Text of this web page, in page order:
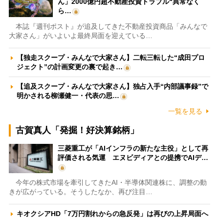
ん」2000億円超不動産投資トラブル“異常なく
ら…
本誌『週刊ポスト』が追及してきた不動産投資商品「みんなで
大家さん」がいよいよ最終局面を迎えている…
【独走スクープ・みんなで大家さん】二転三転した“成田プロ
ジェクト”の計画変更の裏で起き…
【追及スクープ・みんなで大家さん】独占入手“内部議事録”で
明かされる柳瀬健一・代表の思…
一覧を見る
古賀真人「発掘！好決算銘柄」
三菱重工が「AIインフラの新たな主役」として再
評価される気運 エヌビディアとの提携でAIデ…
今年の株式市場を牽引してきたAI・半導体関連株に、調整の動
きが広がっている。そうしたなか、再び注目…
キオクシアHD「7万円割れからの急反発」は再びの上昇局面へ